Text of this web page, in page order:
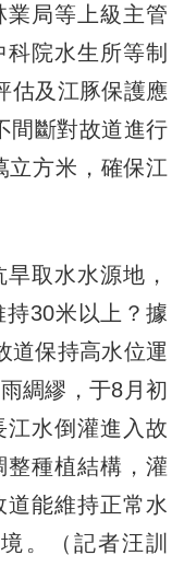
業局等上級主管
院水生所等制
估及江豚保護應
間斷對故道進行
立方米，確保江
取水水源地，
30米以上？據
道保持高水位運
綢繆，于8月初
江水倒灌進入故
整種植結構，灌
道能維持正常水
。（記者汪訓